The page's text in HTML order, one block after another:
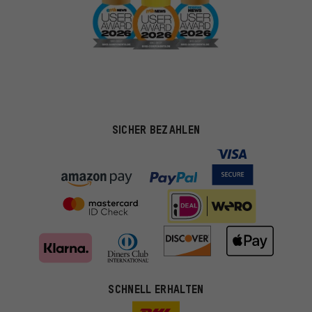
SICHER BEZAHLEN
SCHNELL ERHALTEN